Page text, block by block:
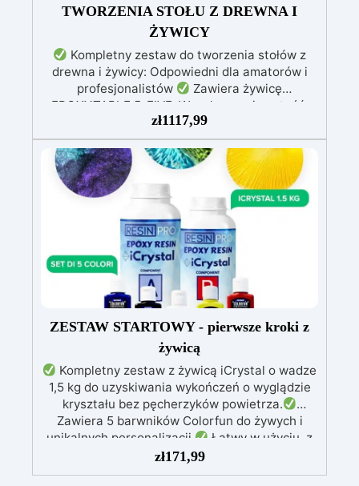
TWORZENIA STOŁU Z DREWNA I
ŻYWICY
Kompletny zestaw do tworzenia stołów z
drewna i żywicy: Odpowiedni dla amatorów i
profesjonalistów
Zawiera żywicę
EPOXYTABLE 5-FIVE: Wysoka przejrzystość,
odporna na zarysowania i nieżółknąca, idealna
do zalew o grubości do 5 cm
Materiały do
tworzenia formy: Środek odklejający „Shiny
Shield” i nietoksyczny silikon dla doskonałego
uszczelnienia
Profesjonalny zestaw polerski:
Dyski Mirka i pasta EpoxyPolish dla
perfekcyjnego wykończenia
Dostępne różne
wersje dla różnych rozmiarów stołów: Beginner
(0,3 m²), Pro (0,6 m²), XXL (1,3 m²), w
zależności od Twoich potrzeb
zł1117,99
ZESTAW STARTOWY - pierwsze kroki z
żywicą
Kompletny zestaw z żywicą iCrystal o wadze
1,5 kg do uzyskiwania wykończeń o wyglądzie
kryształu bez pęcherzyków powietrza.
Zawiera 5 barwników Colorfun do żywych i
unikalnych personalizacji.
Łatwy w użyciu, z
proporcją mieszania 2:1, idealny dla
początkujących.
Odporność na zarysowania,
zł171,99